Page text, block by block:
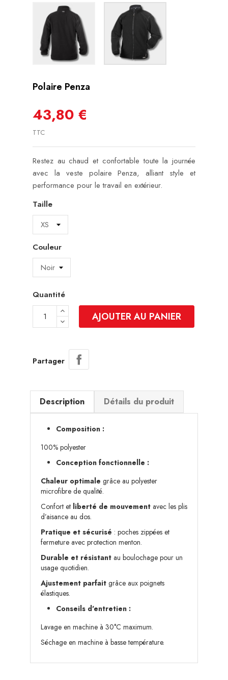
Polaire Penza
43,80 €
TTC
Restez au chaud et confortable toute la journée
avec la veste polaire Penza, alliant style et
performance pour le travail en extérieur.
Taille
Couleur
Quantité
AJOUTER AU PANIER
Partager
Description Détails du produit
Composition :
100% polyester
Conception fonctionnelle :
Chaleur optimale grâce au polyester
microfibre de qualité.
Confort et liberté de mouvement avec les plis
d’aisance au dos.
Pratique et sécurisé : poches zippées et
fermeture avec protection menton.
Durable et résistant au boulochage pour un
usage quotidien.
Ajustement parfait grâce aux poignets
élastiques.
Conseils d'entretien :
Lavage en machine à 30°C maximum.
Séchage en machine à basse température.